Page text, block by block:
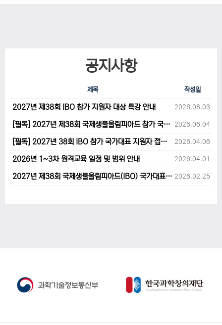
공지사항
제목 작성일
2027년 제38회 IBO 참가 지원자 대상 특강 안내 2026.08.03
[필독] 2027년 제38회 국제생물올림피아드 참가 국가대표 1차후보자 선발고사 범위 및 일정 안내 2026.06.04
[필독] 2027년 38회 IBO 참가 국가대표 지원자 접수 마감 및 원격교육 관련 공지사항 안내입니다. 2026.04.06
2026년 1~3차 원격교육 일정 및 범위 안내 2026.04.01
2027년 제38회 국제생물올림피아드(IBO) 국가대표 후보자 지원 안내 2026.02.25